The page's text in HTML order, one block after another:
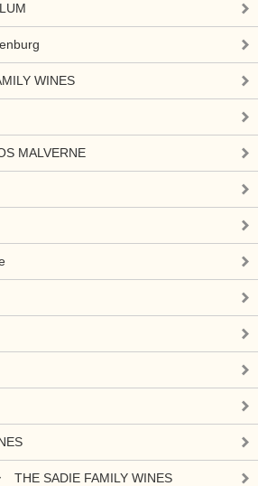
WINES
MALVERNE
THE SADIE FAMILY WINES